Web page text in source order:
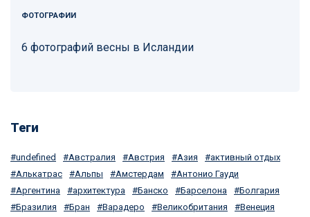
ФОТОГРАФИИ
6 фотографий весны в Исландии
Теги
undefined Австралия Австрия Азия
активный отдых
Алькатрас
Альпы Амстердам
Антонио Гауди
Аргентина
архитектура Банско Барселона
Болгария
Бразилия
Бран Варадеро Великобритания
Венеция